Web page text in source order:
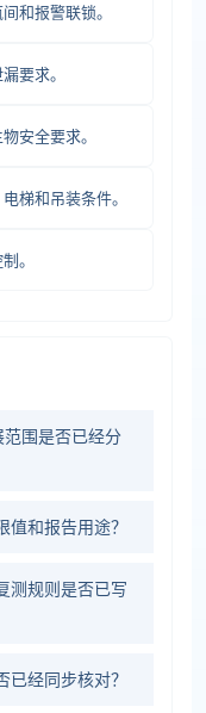
和报警联锁。
要求。
安全要求。
梯和吊装条件。
。
围是否已经分
和报告用途？
测规则是否已写
经同步核对？